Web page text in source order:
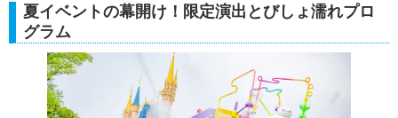
夏イベントの幕開け！限定演出とびしょ濡れプロ
グラム